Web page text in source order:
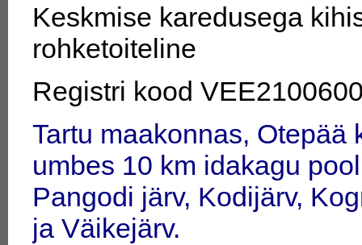
Keskmise karedusega
rohketoiteline
Registri kood
Tartu maakonnas,
umbes 10 km idakagu
Pangodi järv, Kodijärv,
ja Väikejärv.